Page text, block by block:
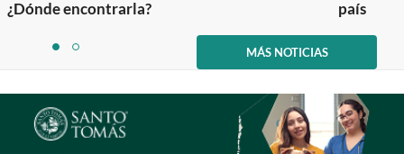
¿Dónde encontrarla?
país
itemitem
2
MÁS NOTICIAS